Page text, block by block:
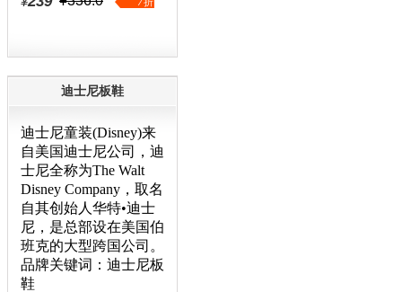
迪士尼板鞋
迪士尼童装(Disney)来
自美国迪士尼公司，迪
士尼全称为The Walt
Disney Company，取名
自其创始人华特•迪士
尼，是总部设在美国伯
班克的大型跨国公司。
品牌关键词：迪士尼板
鞋